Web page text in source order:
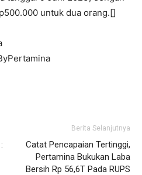
untuk dua orang.[]
Berita Selanjutnya
Catat Pencapaian Tertinggi,
Pertamina Bukukan Laba
Bersih Rp 56,6T Pada RUPS